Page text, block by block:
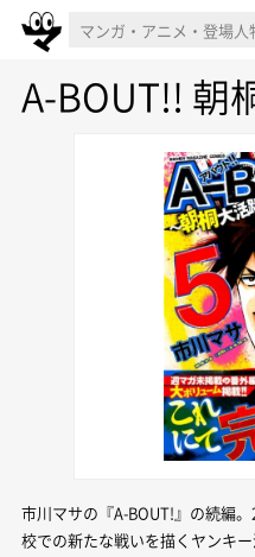
A-BOUT!! 朝
市川マサの『A-BOUT!』の続編
校での新たな戦いを描くヤンキ